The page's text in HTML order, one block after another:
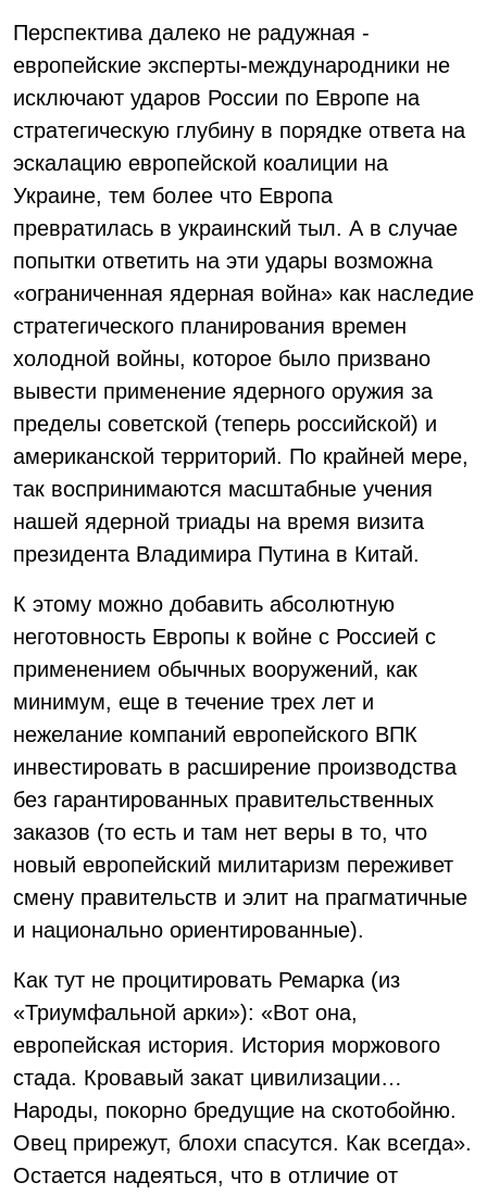
Перспектива далеко не радужная -
европейские эксперты-международники не
исключают ударов России по Европе на
стратегическую глубину в порядке ответа на
эскалацию европейской коалиции на
Украине, тем более что Европа
превратилась в украинский тыл. А в случае
попытки ответить на эти удары возможна
«ограниченная ядерная война» как наследие
стратегического планирования времен
холодной войны, которое было призвано
вывести применение ядерного оружия за
пределы советской (теперь российской) и
американской территорий. По крайней мере,
так воспринимаются масштабные учения
нашей ядерной триады на время визита
президента Владимира Путина в Китай.
К этому можно добавить абсолютную
неготовность Европы к войне с Россией с
применением обычных вооружений, как
минимум, еще в течение трех лет и
нежелание компаний европейского ВПК
инвестировать в расширение производства
без гарантированных правительственных
заказов (то есть и там нет веры в то, что
новый европейский милитаризм переживет
смену правительств и элит на прагматичные
и национально ориентированные).
Как тут не процитировать Ремарка (из
«Триумфальной арки»): «Вот она,
европейская история. История моржового
стада. Кровавый закат цивилизации…
Народы, покорно бредущие на скотобойню.
Овец прирежут, блохи спасутся. Как всегда».
Остается надеяться, что в отличие от